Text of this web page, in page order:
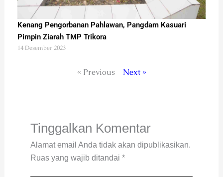
Kenang Pengorbanan Pahlawan, Pangdam Kasuari
Pimpin Ziarah TMP Trikora
14 Desember 2023
« Previous Next »
Tinggalkan Komentar
Alamat email Anda tidak akan dipublikasikan.
Ruas yang wajib ditandai *